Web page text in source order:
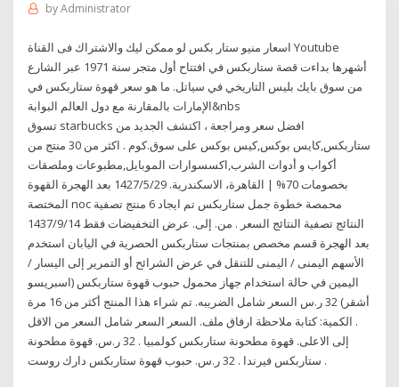
byAdministrator
اسعار منيو ستار بكس لو ممكن ليك والاشتراك فى القناة Youtube
أشهرها بداءت قصة ستاربكس في افتتاح أول متجر سنة 1971 عبر الشارع
من سوق بايك بليس التاريخي في سياتل. ما هو سعر قهوة ستاربكس في
الإمارات بالمقارنة مع دول العالم البوابة&nbs
تسوق starbucks افضل سعر ومراجعة ، اكتشف الجديد من
ستاربكس,كايس بوكس,كيس بوكس على سوق.كوم . اكثر من 30 منتج من
أكواب و أدوات الشرب,اكسسوارات الموبايل,مطبوعات وملصقات
بخصومات 70% | القاهرة، الاسكندرية. 29‏‏/5‏‏/1427 بعد الهجرة القهوة
المختصة noc محمصة خطوة جمل ستاربكس تم ايجاد 6 منتج تصفية
النتائج تصفية النتائج السعر . من. إلى. عرض التخفيضات فقط 14‏‏/9‏‏/1437
بعد الهجرة قسم مخصص بمنتجات ستاربكس الحصرية في اليابان استخدم
الأسهم اليمنى / اليمنى للتنقل في عرض الشرائح أو التمرير إلى اليسار /
اليمين في حالة استخدام جهاز محمول حبوب قهوة ستاربكس (اسبريسو
أشقر) 32 ر.س السعر شامل الضريبه. تم شراء هذا المنتج أكثر من 16 مرة
. الكمية: كتابة ملاحظة ارفاق ملف. السعر السعر شامل السعر من الاقل
إلى الاعلى. قهوة مطحونة ستاربكس كولمبيا . 32 ر.س. قهوة مطحونة
ستاربكس فيرندا . 32 ر.س. حبوب قهوة ستاربكس دارك روست .